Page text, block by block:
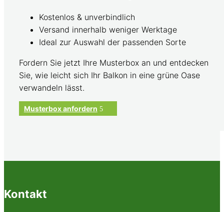
Kostenlos & unverbindlich
Versand innerhalb weniger Werktage
Ideal zur Auswahl der passenden Sorte
Fordern Sie jetzt Ihre Musterbox an und entdecken
Sie, wie leicht sich Ihr Balkon in eine grüne Oase
verwandeln lässt.
Musterbox anfordern
Kontakt